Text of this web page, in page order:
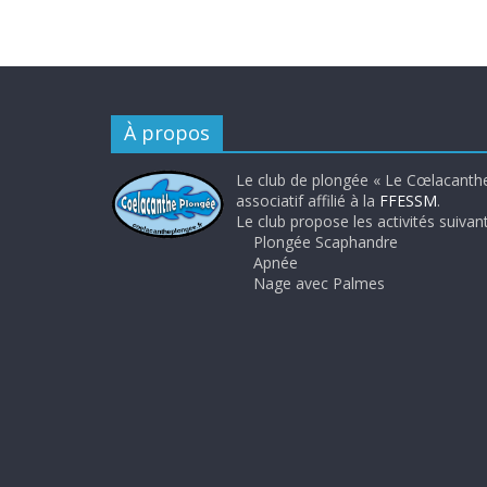
À propos
Le club de plongée « Le
associatif affilié à la FFESSM.
Le club propose les activités
Plongée Scaphandre
Apnée
Nage avec Palmes